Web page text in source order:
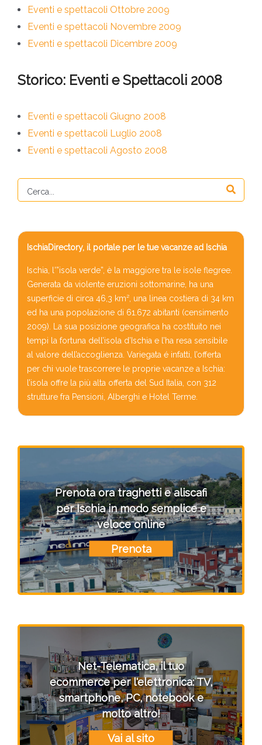
Eventi e spettacoli Ottobre 2009
Eventi e spettacoli Novembre 2009
Eventi e spettacoli Dicembre 2009
Storico: Eventi e Spettacoli 2008
Eventi e spettacoli Giugno 2008
Eventi e spettacoli Luglio 2008
Eventi e spettacoli Agosto 2008
IschiaDirectory, il portale per le tue vacanze ad Ischia
Ischia, l'”isola verde”, è la maggiore tra le isole flegree.
Generata da violente eruzioni sottomarine, ha una
superficie di circa 46,3 km², una linea costiera di 34 km
ed ha una popolazione di 61.672 abitanti (censimento
2009). La sua posizione geografica ha costituito nei
tempi la fortuna dell’isola d’Ischia e l’ha resa sensibile
al valore dell’accoglienza. Variegata é infatti, l’offerta
per chi vuole trascorrere le proprie vacanze a Ischia:
l’isola offre la più alta offerta del Sud Italia, con 312
strutture fra Pensioni, Alberghi e Hotel Terme.
Prenota ora traghetti e aliscafi
per Ischia in modo semplice e
veloce online
Prenota
Net-Telematica, il tuo
ecommerce per l'elettronica: TV,
smartphone, PC, notebook e
molto altro!
Vai al sito